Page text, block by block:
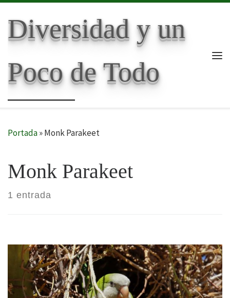
Diversidad y un
Poco de Todo
Portada»Monk Parakeet
Monk Parakeet
1 entrada